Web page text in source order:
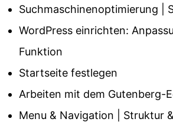
Suchmaschinenoptimierung |
WordPress einrichten:
Funktion
Startseite festlegen
Arbeiten mit dem Gutenberg-
Menu & Navigation | Struktur